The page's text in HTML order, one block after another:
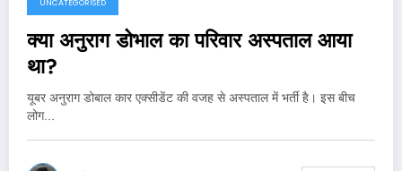
UNCATEGORISED
क्या अनुराग डोभाल का परिवार अस्पताल आया
था?
यूबर अनुराग डोबाल कार एक्सीडेंट की वजह से अस्पताल में भर्ती है। इस बीच
लोग…